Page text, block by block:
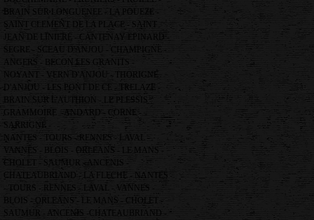
BRAIN SUR LONGUENEE - LA POUEZE -
SAINT CLEMENT DE LA PLACE - SAINT
JEAN DE LINIERE - CANTENAY EPINARD -
SEGRE - SCEAU D'ANJOU - CHAMPIGNE -
ANGERS - BECON LES GRANITS -
NOYANT - VERN D'ANJOU - THORIGNE
D'ANJOU - LES PONT DE CE - TRELAZE -
BRAIN SUR L'AUTHION - LE PLESSIS
GRAMMOIRE -ANDARD - CORNE -
SARRIGNE -
NANTES - TOURS - RENNES - LAVAL -
VANNES - BLOIS - ORLEANS - LE MANS -
CHOLET - SAUMUR - ANCENIS -
CHATEAUBRIAND - LA FLECHE - NANTES
- TOURS - RENNES - LAVAL - VANNES -
BLOIS - ORLEANS - LE MANS - CHOLET -
SAUMUR - ANCENIS -CHATEAUBRIAND -